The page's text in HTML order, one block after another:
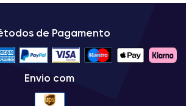
de Pagamento
Envio com